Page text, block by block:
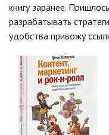
книгу заранее.
разрабатывать
удобства привожу